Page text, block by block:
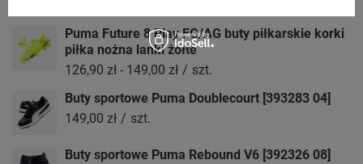
Puma Future 8 Play FG/AG buty piłkarskie korki
piłka nożna lanki żółte
126,90 zł - 149,00 zł / szt.
Buty sportowe Puma Doublecourt [393283 04]
149,00 zł / szt.
Buty sportowe Puma Rebound V6 [392326 08]